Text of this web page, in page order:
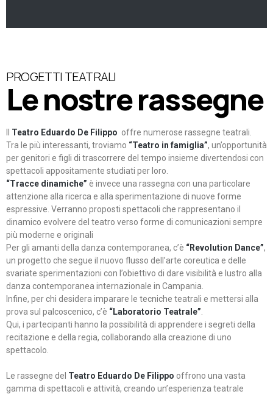
PROGETTI TEATRALI
Le nostre rassegne
Teatro Eduardo De Filippo offre numerose rassegne teatrali.
Tra le più interessanti, troviamo “Teatro in famiglia”, un’opportunità
per genitori e figli di trascorrere del tempo insieme divertendosi con
spettacoli appositamente studiati per loro.
“Tracce dinamiche” è invece una rassegna con una particolare
attenzione alla ricerca e alla sperimentazione di nuove forme
espressive. Verranno proposti spettacoli che rappresentano il
dinamico evolvere del teatro verso forme di comunicazioni sempre
più moderne e originali
Per gli amanti della danza contemporanea, c’è “Revolution Dance”,
un progetto che segue il nuovo flusso dell’arte coreutica e delle
svariate sperimentazioni con l’obiettivo di dare visibilità e lustro alla
danza contemporanea internazionale in Campania.
Infine, per chi desidera imparare le tecniche teatrali e mettersi alla
prova sul palcoscenico, c’è “Laboratorio Teatrale”
Qui, i partecipanti hanno la possibilità di apprendere i segreti della
recitazione e della regia, collaborando alla creazione di uno
spettacolo.
Le rassegne del Teatro Eduardo De Filippo offrono una vasta
gamma di spettacoli e attività, creando un’esperienza teatrale